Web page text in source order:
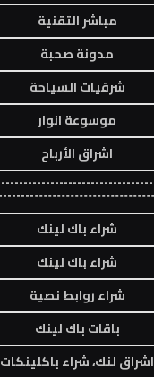
مباشر التقنية
مدونة صحبة
شرقيات السياحة
موسوعة انوار
اشراق الأرباح
شراء باك لينك
شراء باك لينك
شراء روابط نصية
باقات باك لينك
اشراق لنك، شراء باكلينكات